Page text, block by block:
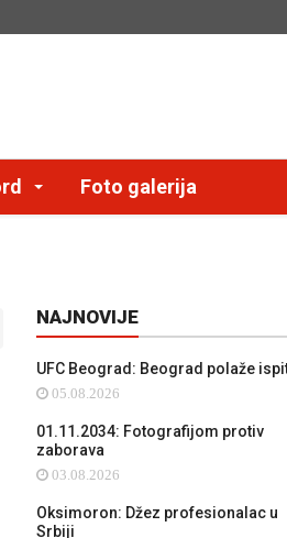
Foto galerija
NAJNOVIJE
UFC Beograd: Beograd polaže
05.08.2026
01.11.2034: Fotografijom protiv
zaborava
03.08.2026
Oksimoron: Džez profesionalac u
Srbiji